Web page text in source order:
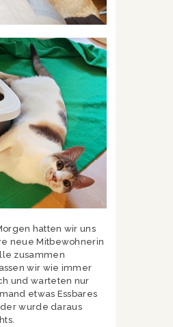
hatten wir uns
neue Mitbewohnerin
zusammen
wir wie immer
und warteten nur
etwas Essbares
wurde daraus